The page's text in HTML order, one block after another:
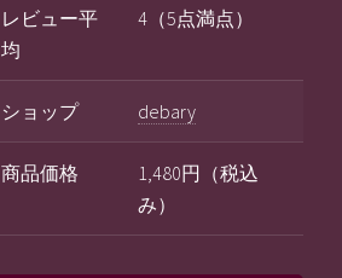
レビュー平
均
4（5点満点）
ショップ debary
商品価格
1,480円（税込
み）